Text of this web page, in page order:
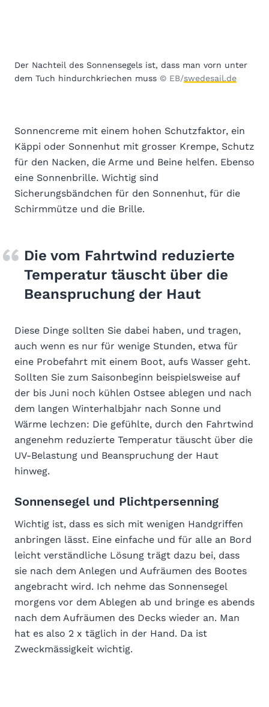
Der Nachteil des Sonnensegels ist, dass man vorn unter
dem Tuch hindurchkriechen muss © EB/swedesail.de
Sonnencreme mit einem hohen Schutzfaktor, ein
Käppi oder Sonnenhut mit grosser Krempe, Schutz
für den Nacken, die Arme und Beine helfen. Ebenso
eine Sonnenbrille. Wichtig sind
Sicherungsbändchen für den Sonnenhut, für die
Schirmmütze und die Brille.
Die vom Fahrtwind reduzierte
Temperatur täuscht über die
Beanspruchung der Haut
Diese Dinge sollten Sie dabei haben, und tragen,
auch wenn es nur für wenige Stunden, etwa für
eine Probefahrt mit einem Boot, aufs Wasser geht.
Sollten Sie zum Saisonbeginn beispielsweise auf
der bis Juni noch kühlen Ostsee ablegen und nach
dem langen Winterhalbjahr nach Sonne und
Wärme lechzen: Die gefühlte, durch den Fahrtwind
angenehm reduzierte Temperatur täuscht über die
UV-Belastung und Beanspruchung der Haut
hinweg.
Sonnensegel und Plichtpersenning
Wichtig ist, dass es sich mit wenigen Handgriffen
anbringen lässt. Eine einfache und für alle an Bord
leicht verständliche Lösung trägt dazu bei, dass
sie nach dem Anlegen und Aufräumen des Bootes
angebracht wird. Ich nehme das Sonnensegel
morgens vor dem Ablegen ab und bringe es abends
nach dem Aufräumen des Decks wieder an. Man
hat es also 2 x täglich in der Hand. Da ist
Zweckmässigkeit wichtig.